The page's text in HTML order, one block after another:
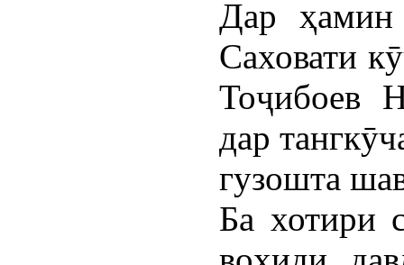
Дар ҳамин
Саховати
Тоҷибоев
дар
гузошта
Ба хотири